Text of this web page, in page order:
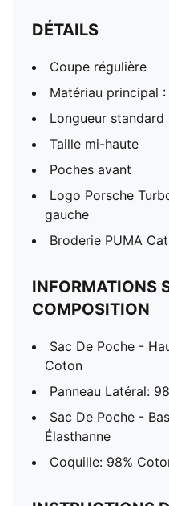
DÉTAILS
Coupe régulière
Matériau principal
Longueur standard
Taille mi-haute
Poches avant
Logo Porsche
gauche
Broderie PUMA
INFORMATIONS
COMPOSITION
Sac De Poche -
Coton
Panneau Latéral:
Sac De Poche -
Élasthanne
Coquille: 98%